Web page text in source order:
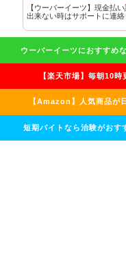
【ウーバーイーツ】現金払
出来ない時はサポートに連絡
ウーバーイーツにおすすめ
【楽天市場】毎朝10
【Amazon】人気商品が
短期バイトなら治験がお